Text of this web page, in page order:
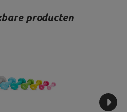
producten